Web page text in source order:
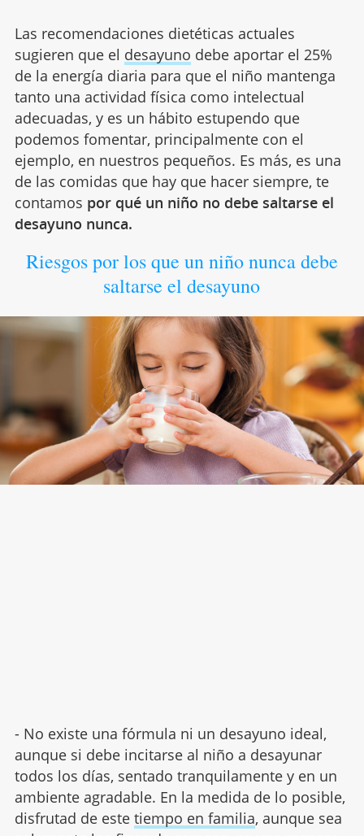
Las recomendaciones dietéticas actuales
sugieren que el desayuno debe aportar el 25%
de la energía diaria para que el niño mantenga
tanto una actividad física como intelectual
adecuadas, y es un hábito estupendo que
podemos fomentar, principalmente con el
ejemplo, en nuestros pequeños. Es más, es una
de las comidas que hay que hacer siempre, te
contamos por qué un niño no debe saltarse el
desayuno nunca.
Riesgos por los que un niño nunca debe
saltarse el desayuno
- No existe una fórmula ni un desayuno ideal,
aunque si debe incitarse al niño a desayunar
todos los días, sentado tranquilamente y en un
ambiente agradable. En la medida de lo posible,
disfrutad de este tiempo en familia, aunque sea